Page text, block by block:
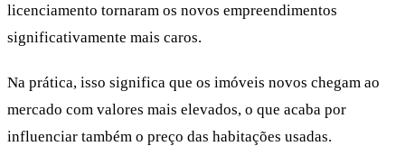
licenciamento tornaram os novos empreendimentos
significativamente mais caros.
Na prática, isso significa que os imóveis novos chegam ao
mercado com valores mais elevados, o que acaba por
influenciar também o preço das habitações usadas.